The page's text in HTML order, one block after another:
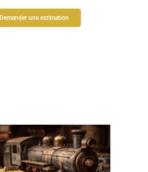
Demander une estimation